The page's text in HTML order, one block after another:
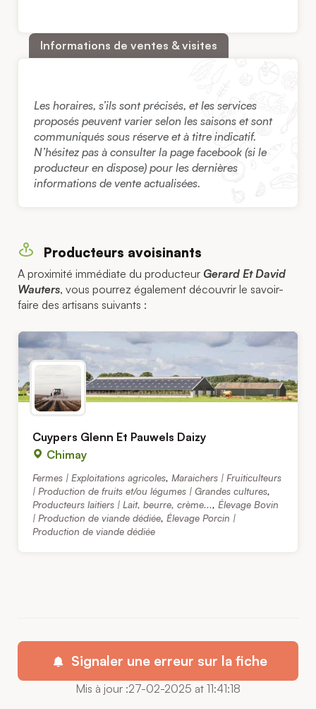
Informations de ventes & visites
Les horaires, s’ils sont précisés, et les services
proposés peuvent varier selon les saisons et sont
communiqués sous réserve et à titre indicatif.
N’hésitez pas à consulter la page facebook (si le
producteur en dispose) pour les dernières
informations de vente actualisées.
Producteurs avoisinants
A proximité immédiate du producteur Gerard Et David
Wauters, vous pourrez également découvrir le savoir-
faire des artisans suivants :
Cuypers Glenn Et Pauwels Daizy
Chimay
Fermes | Exploitations agricoles, Maraichers | Fruiticulteurs
| Production de fruits et/ou légumes | Grandes cultures,
Producteurs laitiers | Lait, beurre, crème..., Élevage Bovin
| Production de viande dédiée, Élevage Porcin |
Production de viande dédiée
Signaler une erreur sur la fiche
Mis à jour :27-02-2025 at 11:41:18